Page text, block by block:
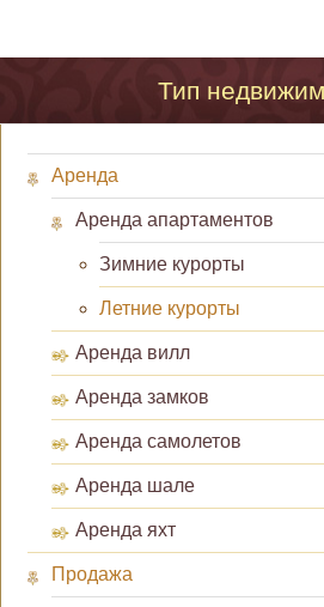
Тип
Аренда
Аренда апартаментов
Зимние курорты
Летние курорты
Аренда вилл
Аренда замков
Аренда самолетов
Аренда шале
Аренда яхт
Продажа